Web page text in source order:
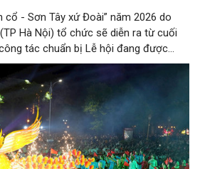
cổ - Sơn Tây xứ Đoài” năm 2026 do
Hà Nội) tổ chức sẽ diễn ra từ cuối
tác chuẩn bị Lễ hội đang được
Tây cùng các phòng, ban, ngành, đơn
trương triển khai, tạo khí thế sôi nổi,
dân và du khách một mùa Trung
bản sắc văn hóa xứ Đoài.